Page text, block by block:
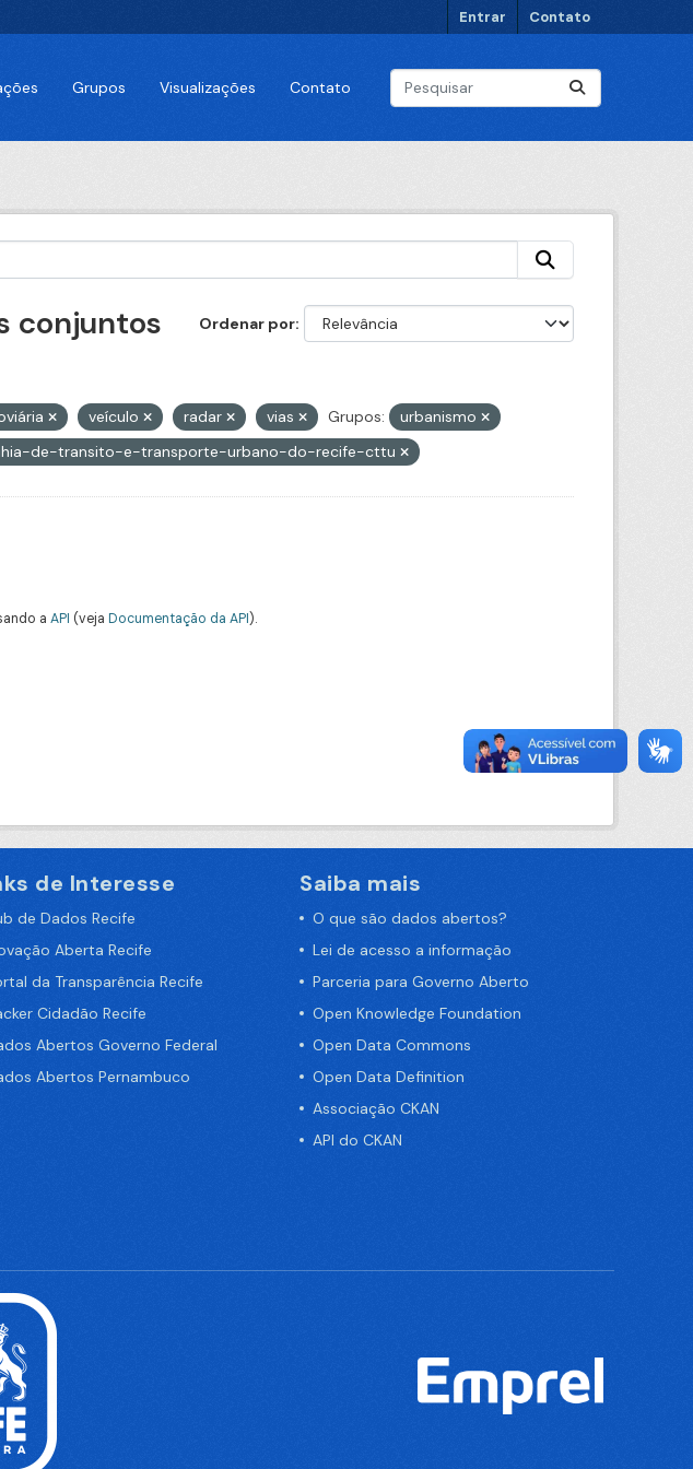
Entrar Contato
Grupos Visualizações Contato
Ordenar por
conjuntos
veículo radar vias Grupos:
urbanismo
de-transito-e-transporte-urbano-do-recife-cttu
a API (veja Documentação da API).
de Interesse
de Dados Recife
Aberta Recife
da Transparência Recife
Cidadão Recife
Abertos Governo Federal
Abertos Pernambuco
Saiba mais
O que são dados abertos?
Lei de acesso a informação
Parceria para Governo Aberto
Open Knowledge Foundation
Open Data Commons
Open Data Definition
Associação CKAN
API do CKAN